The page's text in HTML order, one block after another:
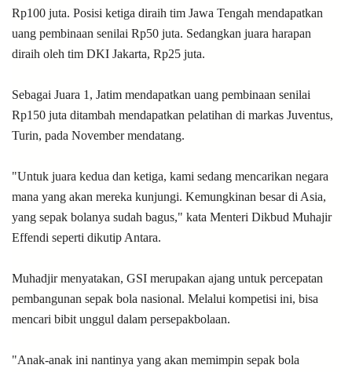
Rp100 juta. Posisi ketiga diraih tim Jawa Tengah mendapatkan
uang pembinaan senilai Rp50 juta. Sedangkan juara harapan
diraih oleh tim DKI Jakarta, Rp25 juta.
Sebagai Juara 1, Jatim mendapatkan uang pembinaan senilai
Rp150 juta ditambah mendapatkan pelatihan di markas Juventus,
Turin, pada November mendatang.
"Untuk juara kedua dan ketiga, kami sedang mencarikan negara
mana yang akan mereka kunjungi. Kemungkinan besar di Asia,
yang sepak bolanya sudah bagus," kata Menteri Dikbud Muhajir
Effendi seperti dikutip Antara.
Muhadjir menyatakan, GSI merupakan ajang untuk percepatan
pembangunan sepak bola nasional. Melalui kompetisi ini, bisa
mencari bibit unggul dalam persepakbolaan.
"Anak-anak ini nantinya yang akan memimpin sepak bola